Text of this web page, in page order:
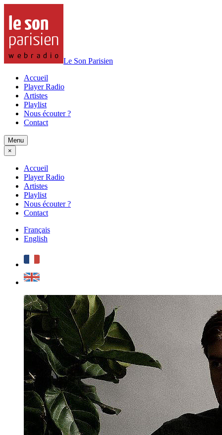
Le Son Parisien
Accueil
Player Radio
Artistes
Playlist
Nous écouter ?
Contact
Menu
×
Accueil
Player Radio
Artistes
Playlist
Nous écouter ?
Contact
Français
English